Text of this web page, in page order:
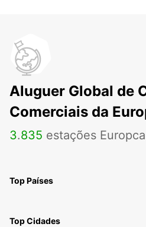
Aluguer Global de
Comerciais da
3.835 estações
Top Países
Top Cidades